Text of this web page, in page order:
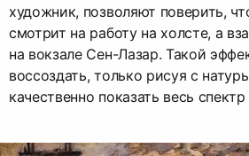
художник, позволяют поверить,
смотрит на работу на холсте, а
на вокзале Сен-Лазар. Такой
воссоздать, только рисуя с
качественно показать весь